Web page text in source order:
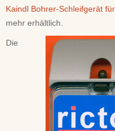
Kaindl Bohrer-Schleifgerät
mehr erhältlich.
Die